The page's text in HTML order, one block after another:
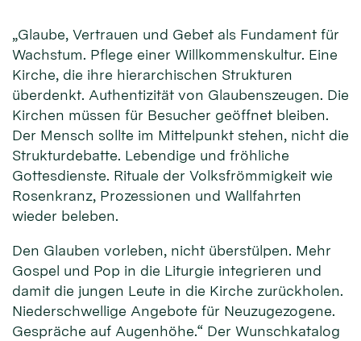
„Glaube, Vertrauen und Gebet als Fundament für
Wachstum. Pflege einer Willkommenskultur. Eine
Kirche, die ihre hierarchischen Strukturen
überdenkt. Authentizität von Glaubenszeugen. Die
Kirchen müssen für Besucher geöffnet bleiben.
Der Mensch sollte im Mittelpunkt stehen, nicht die
Strukturdebatte. Lebendige und fröhliche
Gottesdienste. Rituale der Volksfrömmigkeit wie
Rosenkranz, Prozessionen und Wallfahrten
wieder beleben.
Den Glauben vorleben, nicht überstülpen. Mehr
Gospel und Pop in die Liturgie integrieren und
damit die jungen Leute in die Kirche zurückholen.
Niederschwellige Angebote für Neuzugezogene.
Gespräche auf Augenhöhe.“ Der Wunschkatalog